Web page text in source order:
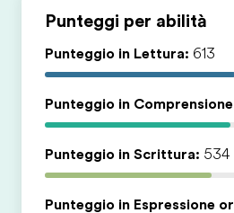
Punteggi per abilità
Punteggio in Lettura: 613
Punteggio in
Punteggio in Scrittura: 534
Punteggio in Espressione